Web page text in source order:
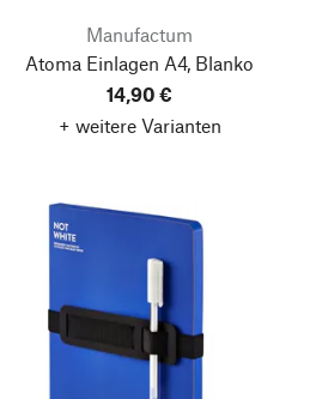
Manufactum
Atoma Einlagen A4, Blanko
14,90 €
+ weitere Varianten